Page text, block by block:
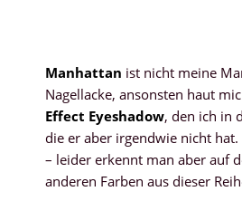
Manhattan ist nicht meine
Nagellacke, ansonsten haut
Effect Eyeshadow, den ich in
die er aber irgendwie nicht
– leider erkennt man aber auf
anderen Farben aus dieser